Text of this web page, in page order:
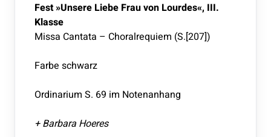
Fest »Unsere Liebe Frau von Lourdes«, III.
Klasse
Missa Cantata – Choralrequiem (S.[207])
Farbe schwarz
Ordinarium S. 69 im Notenanhang
+ Barbara Hoeres